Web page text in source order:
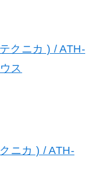
ニカ ) / ATH-